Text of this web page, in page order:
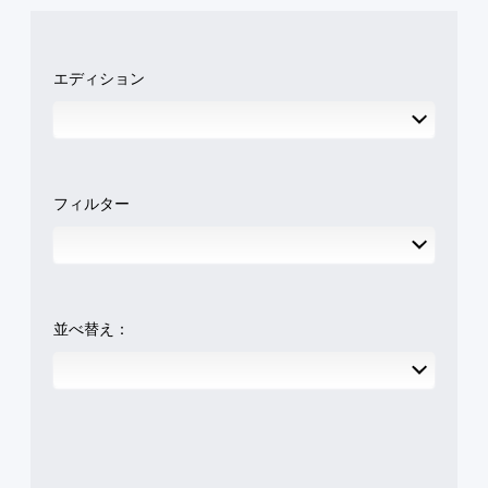
エディション
フィルター
並べ替え：